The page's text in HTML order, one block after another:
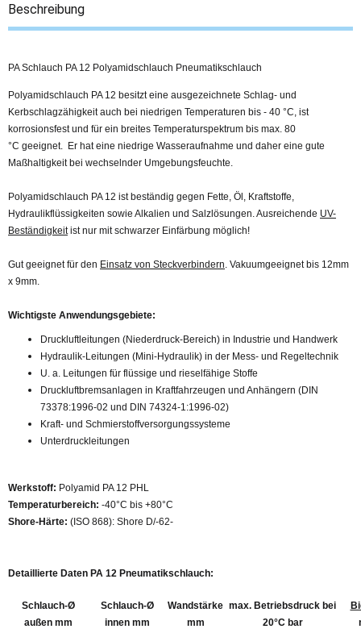
Beschreibung
PA Schlauch PA 12 Polyamidschlauch Pneumatikschlauch
Polyamidschlauch PA 12 besitzt eine ausgezeichnete Schlag- und
Kerbschlagzähigkeit auch bei niedrigen Temperaturen bis - 40 °C, ist
korrosionsfest und für ein breites Temperaturspektrum bis max. 80
°C geeignet. Er hat eine niedrige Wasseraufnahme und daher eine gute
Maßhaltigkeit bei wechselnder Umgebungsfeuchte.
Polyamidschlauch PA 12 ist beständig gegen Fette, Öl, Kraftstoffe,
Hydraulikflüssigkeiten sowie Alkalien und Salzlösungen. Ausreichende UV-
Beständigkeitist nur mit schwarzer Einfärbung möglich!
Gut geeignet für den Einsatz von Steckverbindern. Vakuumgeeignet bis 12mm
x 9mm.
Wichtigste Anwendungsgebiete:
Druckluftleitungen (Niederdruck-Bereich) in Industrie und Handwerk
Hydraulik-Leitungen (Mini-Hydraulik) in der Mess- und Regeltechnik
U. a. Leitungen für flüssige und rieselfähige Stoffe
Druckluftbremsanlagen in Kraftfahrzeugen und Anhängern (DIN
73378:1996-02 und DIN 74324-1:1996-02)
Kraft- und Schmierstoffversorgungssysteme
Unterdruckleitungen
Werkstoff: Polyamid PA 12 PHL
Temperaturbereich: -40°C bis +80°C
Shore-Härte: (ISO 868): Shore D/-62-
Detaillierte Daten PA 12 Pneumatikschlauch:
Schlauch-Ø
außen mm
Schlauch-Ø
innen mm
Wandstärke
mm
max. Betriebsdruck bei
20°C bar